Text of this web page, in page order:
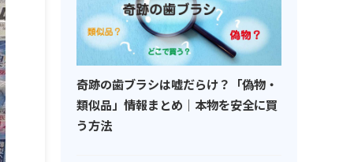
奇跡の歯ブラシは嘘だらけ？「偽物・
類似品」情報まとめ｜本物を安全に買
う方法